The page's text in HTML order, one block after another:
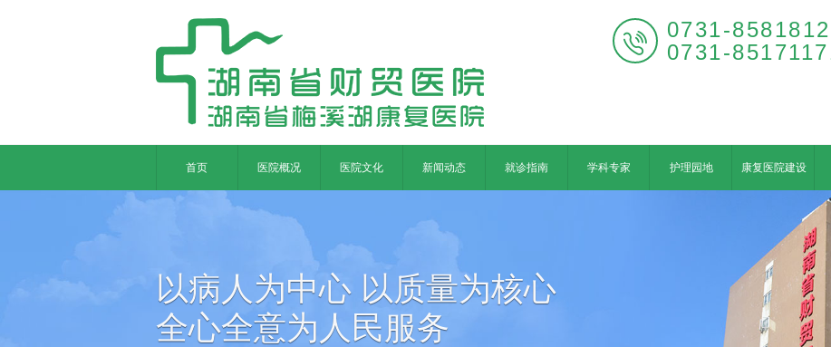

0731-
0731-
首页 医院概况 医院文化 新闻动态 就诊指南 学科专家 护理园地 康复医院建设
以病人为中心 以质量为核心
全心全意为人民服务